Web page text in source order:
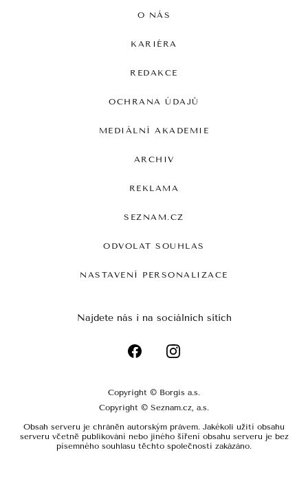
O NÁS
KARIÉRA
REDAKCE
OCHRANA ÚDAJŮ
MEDIÁLNÍ AKADEMIE
ARCHIV
REKLAMA
SEZNAM.CZ
ODVOLAT SOUHLAS
NASTAVENÍ PERSONALIZACE
Najdete nás i na sociálních sítích
Copyright © Borgis a.s.
Copyright © Seznam.cz, a.s.
Obsah serveru je chráněn autorským právem. Jakékoli užití obsahu
serveru včetně publikování nebo jiného šíření obsahu serveru je bez
písemného souhlasu těchto společností zakázáno.